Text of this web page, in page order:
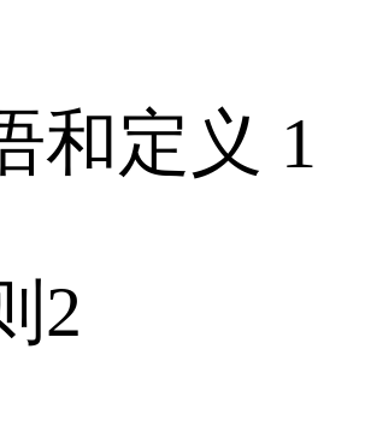
和定义 1
2